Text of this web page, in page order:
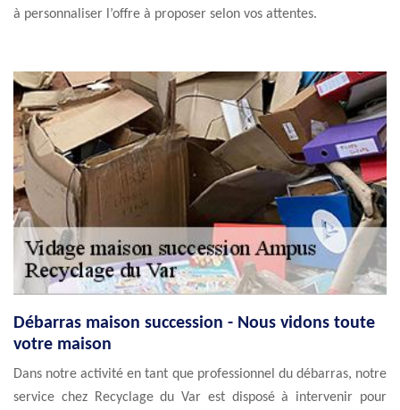
à personnaliser l’offre à proposer selon vos attentes.
Débarras maison succession - Nous vidons toute
votre maison
Dans notre activité en tant que professionnel du débarras, notre
service chez Recyclage du Var est disposé à intervenir pour